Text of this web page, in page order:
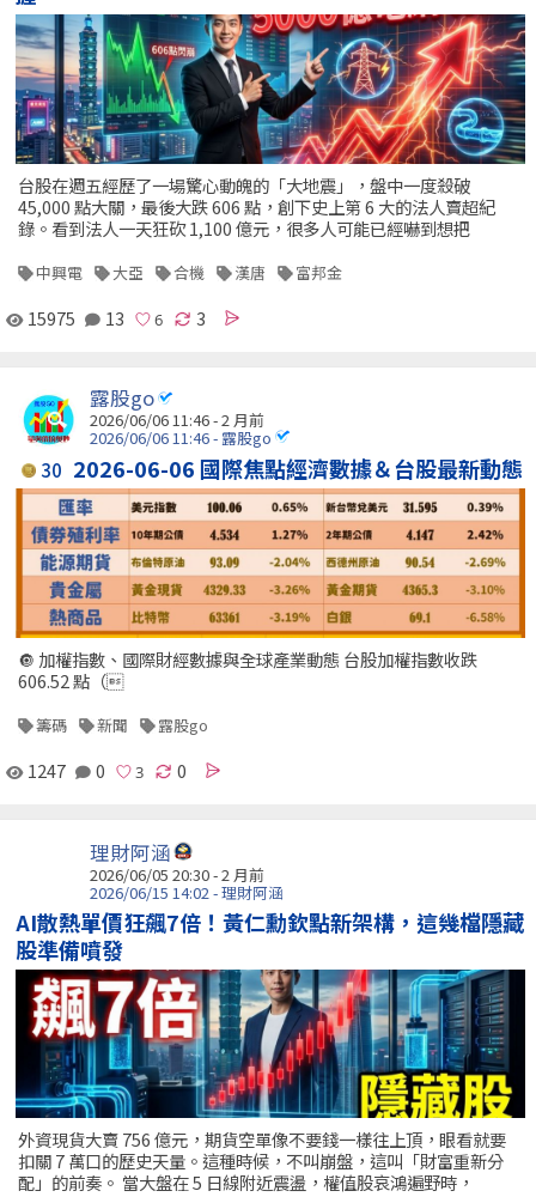
台股在週五經歷了一場驚心動魄的「大地震」，盤中一度殺破
45,000 點大關，最後大跌 606 點，創下史上第 6 大的法人賣超紀
錄。看到法人一天狂砍 1,100 億元，很多人可能已經嚇到想把
中興電 大亞 合機 漢唐 富邦金
15975 13 3
露股go
2026/06/06 11:46 - 2 月前
2026/06/06 11:46 - 露股go
30 2026-06-06 國際焦點經濟數據＆台股最新動態
🔘 加權指數、國際財經數據與全球產業動態 台股加權指數收跌
606.52 點（
籌碼 新聞 露股go
1247 0 0
理財阿涵
2026/06/05 20:30 - 2 月前
2026/06/15 14:02 - 理財阿涵
AI散熱單價狂飆7倍！黃仁勳欽點新架構，這幾檔隱藏
股準備噴發
外資現貨大賣 756 億元，期貨空單像不要錢一樣往上頂，眼看就要
扣關 7 萬口的歷史天量。這種時候，不叫崩盤，這叫「財富重新分
配」的前奏。 當大盤在 5 日線附近震盪，權值股哀鴻遍野時，